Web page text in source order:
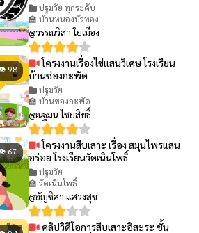
ปฐมวัย ทุกระดับ
🏫 บ้านหนองบัวทอง
@วรรณวิสา ใยเมือง
98
โครงงานเรื่องไข่แสนวิเศษ โรงเรียน
บ้านช่องกะพัด
ปฐมวัย
🏫 บ้านช่องกะพัด
@ณฐมน ไชยสิทธิ์
67
โครงงานสืบเสาะ เรื่อง สมุนไพรแสน
อร่อย โรงเรียนวัดเนินโพธิ์
ปฐมวัย
🏫 วัดเนินโพธิ์
@อัญชิสา แสวงสุข
คลิปวิดีโอการสืบเสาะอิสะระ ชั้น